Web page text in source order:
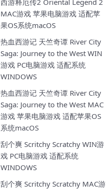
西游释厄传2 Oriental Legend 2
MAC游戏 苹果电脑游戏 适配苹
果OS系统macOS
热血西游记 天竺奇谭 River City
Saga: Journey to the West WIN
游戏 PC电脑游戏 适配系统
WINDOWS
热血西游记 天竺奇谭 River City
Saga: Journey to the West MAC
游戏 苹果电脑游戏 适配苹果OS
系统macOS
刮个爽 Scritchy Scratchy WIN游
戏 PC电脑游戏 适配系统
WINDOWS
刮个爽 Scritchy Scratchy MAC游